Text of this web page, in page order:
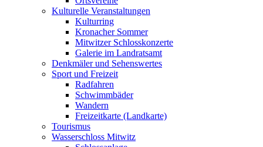
Kulturelle Veranstaltungen
Kulturring
Kronacher Sommer
Mitwitzer Schlosskonzerte
Galerie im Landratsamt
Denkmäler und Sehenswertes
Sport und Freizeit
Radfahren
Schwimmbäder
Wandern
Freizeitkarte (Landkarte)
Tourismus
Wasserschloss Mitwitz